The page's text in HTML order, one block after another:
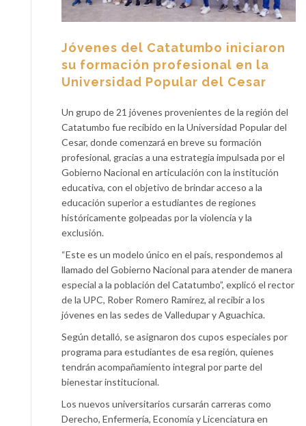
Jóvenes del Catatumbo iniciaron
su formación profesional en la
Universidad Popular del Cesar
Un grupo de 21 jóvenes provenientes de la región del
Catatumbo fue recibido en la Universidad Popular del
Cesar, donde comenzará en breve su formación
profesional, gracias a una estrategia impulsada por el
Gobierno Nacional en articulación con la institución
educativa, con el objetivo de brindar acceso a la
educación superior a estudiantes de regiones
históricamente golpeadas por la violencia y la
exclusión.
“Este es un modelo único en el país, respondemos al
llamado del Gobierno Nacional para atender de manera
especial a la población del Catatumbo”, explicó el rector
de la UPC, Rober Romero Ramírez, al recibir a los
jóvenes en las sedes de Valledupar y Aguachica.
Según detalló, se asignaron dos cupos especiales por
programa para estudiantes de esa región, quienes
tendrán acompañamiento integral por parte del
bienestar institucional.
Los nuevos universitarios cursarán carreras como
Derecho, Enfermería, Economía y Licenciatura en